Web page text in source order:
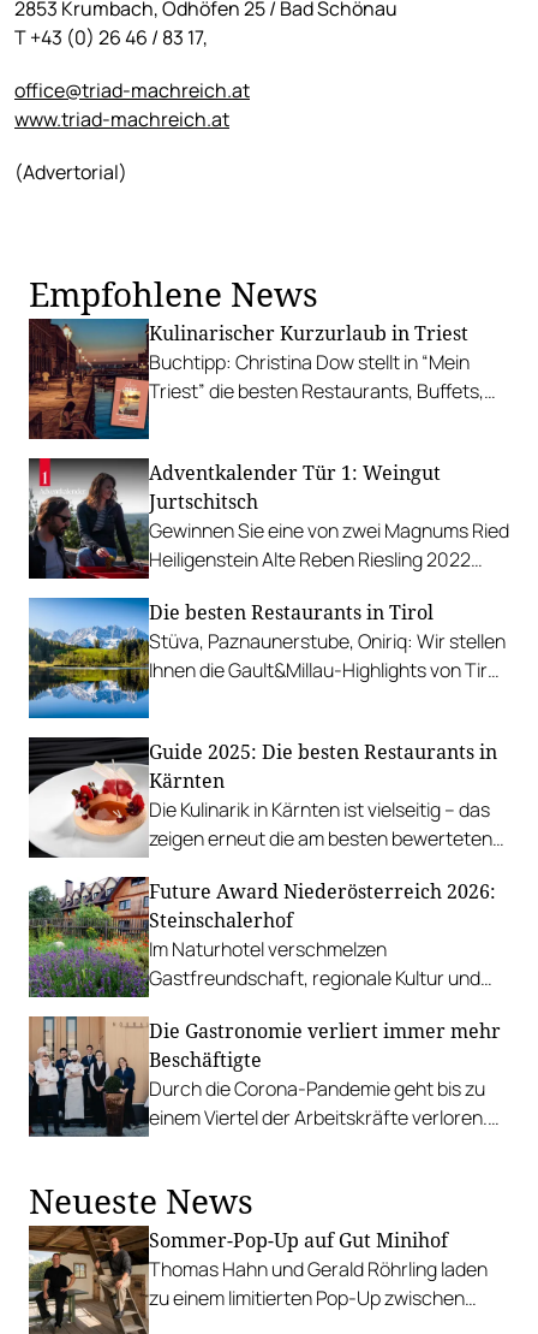
2853 Krumbach, Ödhöfen 25 / Bad Schönau
T +43 (0) 26 46 / 83 17,
office@triad-machreich.at
www.triad-machreich.at
(Advertorial)
Empfohlene News
Kulinarischer Kurzurlaub in Triest
Buchtipp: Christina Dow stellt in “Mein
Triest” die besten Restaurants, Buffets,
Adventkalender Tür 1: Weingut
Jurtschitsch
Gewinnen Sie eine von zwei Magnums Ried
Heiligenstein Alte Reben Riesling 2022
Jurtschitsch.
Die besten Restaurants in Tirol
Stüva, Paznaunerstube, Oniriq: Wir stellen
Ihnen die Gault&Millau-Highlights von Tirol
Guide 2025: Die besten Restaurants in
Kärnten
Die Kulinarik in Kärnten ist vielseitig – das
zeigen erneut die am besten bewerteten
Future Award Niederösterreich 2026:
Steinschalerhof
Im Naturhotel verschmelzen
Gastfreundschaft, regionale Kultur und
Einheit.
Die Gastronomie verliert immer mehr
Beschäftigte
Durch die Corona-Pandemie geht bis zu
einem Viertel der Arbeitskräfte verloren.
Neueste News
Sommer-Pop-Up auf Gut Minihof
Thomas Hahn und Gerald Röhrling laden
zu einem limitierten Pop-Up zwischen